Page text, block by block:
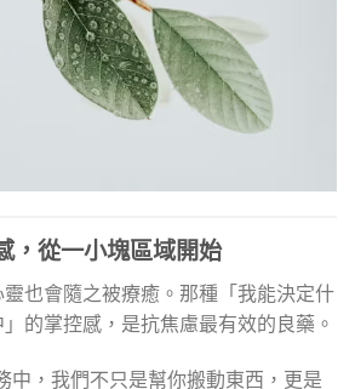
，從一小塊區域開始
也會隨之被療癒。那種「我能決定什
的掌控感，是抗焦慮最有效的良藥。
中，我們不只是幫你搬動東西，更是